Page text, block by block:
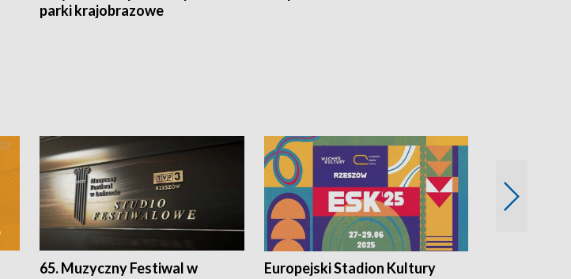
parki krajobrazowe
65. Muzyczny Festiwal w
Europejski Stadion Kultury